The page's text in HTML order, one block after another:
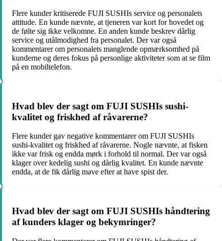
Flere kunder kritiserede FUJI SUSHIs service og personalets
attitude. En kunde nævnte, at tjeneren var kort for hovedet og
de følte sig ikke velkomne. En anden kunde beskrev dårlig
service og utålmodighed fra personalet. Der var også
kommentarer om personalets manglende opmærksomhed på
kunderne og deres fokus på personlige aktiviteter som at se film
på en mobiltelefon.
Hvad blev der sagt om FUJI SUSHIs sushi-
kvalitet og friskhed af råvarerne?
Flere kunder gav negative kommentarer om FUJI SUSHIs
sushi-kvalitet og friskhed af råvarerne. Nogle nævnte, at fisken
ikke var frisk og endda mørk i forhold til normal. Der var også
klager over kedelig sushi og dårlig kvalitet. En kunde nævnte
endda, at de fik dårlig mave efter at have spist der.
Hvad blev der sagt om FUJI SUSHIs håndtering
af kunders klager og bekymringer?